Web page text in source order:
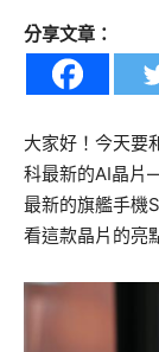
分享文章：
大家好！今天要
科最新的AI晶
最新的旗艦手機
看這款晶片的亮